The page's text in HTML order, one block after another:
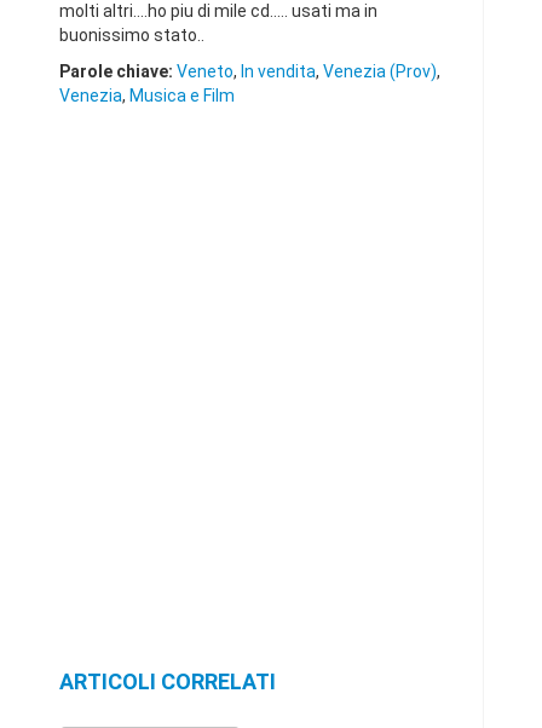
molti altri....ho piu di mile cd..... usati ma in
buonissimo stato..
Parole chiave: Veneto, In vendita, Venezia (Prov),
Venezia, Musica e Film
ARTICOLI CORRELATI